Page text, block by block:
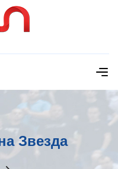
Звезда